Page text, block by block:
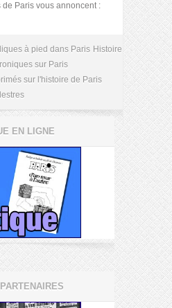
Paris vous annoncent :
à pied dans Paris Histoire
sur Paris
sur l'histoire de Paris
EN LIGNE